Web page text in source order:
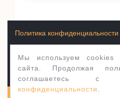
Мы используем cookies
сайта. Продолжая
соглашаетесь
конфиденциальности
Условия продажи товаров
Политика конфиденциальности